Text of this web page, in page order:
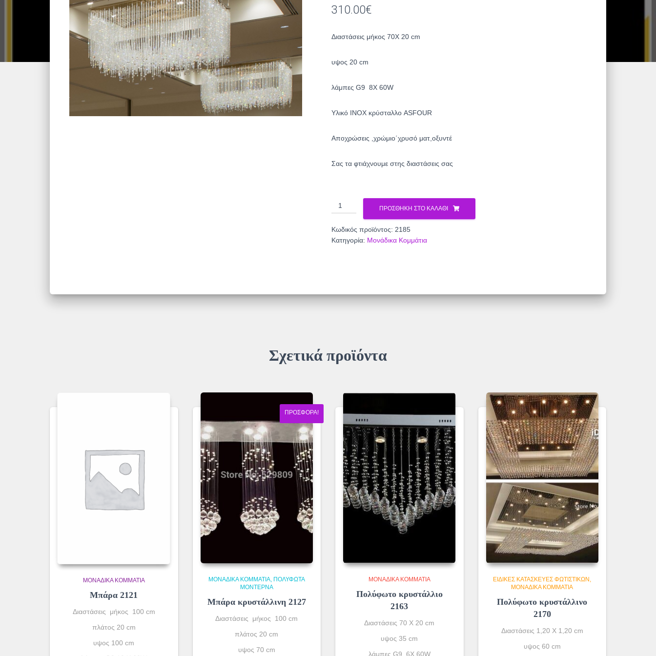
310.00€
Διαστάσεις μήκος 70Χ 20 cm
υψος 20 cm
λάμπες G9 8X 60W
Υλικό INOX κρύσταλλο ASFOUR
Αποχρώσεις ,χρώμιο΄χρυσό ματ,οξυντέ
Σας τα φτιάχνουμε στης διαστάσεις σας
Μπάρα
κρυστάλλινη
ποσότητα
ΠΡΟΣΘΉΚΗ ΣΤΟ ΚΑΛΆΘΙ
Κωδικός προϊόντος: 2185
Κατηγορία: Μονάδικα Κομμάτια
Σχετικά προϊόντα
ΜΟΝΆΔΙΚΑ ΚΟΜΜΆΤΙΑ
Μπάρα 2121
Διαστάσεις μήκος 100 cm
πλάτος 20 cm
υψος 100 cm
ΠΡΟΣΦΟΡΆ!
ΜΟΝΆΔΙΚΑ ΚΟΜΜΆΤΙΑ ΠΟΛΎΦΩΤΑ
ΜΟΝΤΈΡΝΑ
Μπάρα κρυστάλλινη 2127
Διαστάσεις μήκος 100 cm
πλάτος 20 cm
υψος 70 cm
ΜΟΝΆΔΙΚΑ ΚΟΜΜΆΤΙΑ
Πολύφωτο κρυστάλλιο
2163
Διαστάσεις 70 Χ 20 cm
υψος 35 cm
λάμπες G9 6X 60W
ΕΙΔΙΚΈΣ ΚΑΤΑΣΚΕΥΈΣ ΦΩΤΙΣΤΙΚΏΝ
ΜΟΝΆΔΙΚΑ ΚΟΜΜΆΤΙΑ
Πολύφωτο κρυστάλλινο
2170
Διαστάσεις 1,20 Χ 1,20 cm
υψος 60 cm